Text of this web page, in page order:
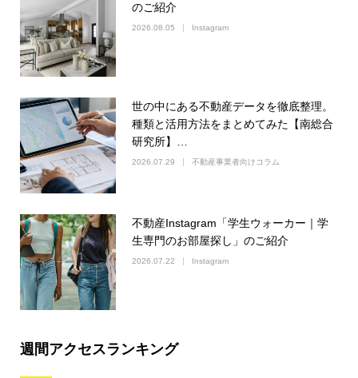
のご紹介
2026.08.05 Instagram
世の中にある不動産データを徹底整理。
種類と活用方法をまとめてみた【南総合
研究所】…
2026.07.29 不動産事業者向けコラム
不動産Instagram「学生ウォーカー｜学
生専門のお部屋探し」のご紹介
2026.07.22 Instagram
週間アクセスランキング